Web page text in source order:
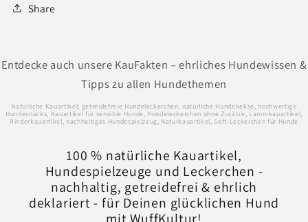
Share
Entdecke auch unsere KauFakten – ehrliches Hundewissen &
Tipps zu allen Hundethemen
Natürliche Kauartikel, getreidefreie Hundeleckerchen, natürliche Hundekekse, hochwertige
Hundesnacks, Kauartikel für sensible Hunde, Hundeleckerchen ohne Zusätze, Lammkauartikel,
Rinderkauartikel, nachhaltiges Hundespielzeug, Naturkauartikel, Soft-Leckerchen für Hunde
100 % natürliche Kauartikel,
Hundespielzeuge und Leckerchen -
nachhaltig, getreidefrei & ehrlich
deklariert - für Deinen glücklichen Hund
mit WuffKultur!